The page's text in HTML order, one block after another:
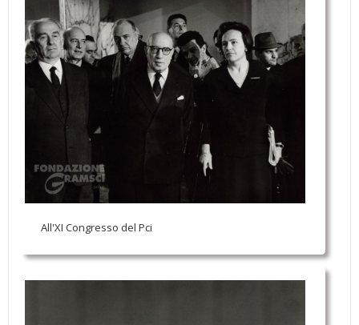
All'XI Congresso del Pci